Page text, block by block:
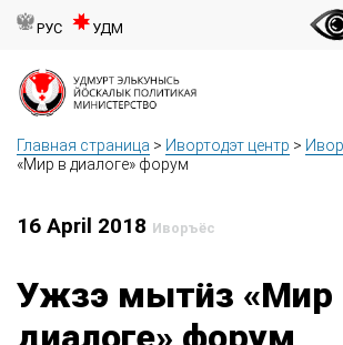
РУС УДМ
Главная страница > Ивортодэт центр >
«Мир в диалоге» форум
16 April 2018 Иворъёс
Ужзэ мытӥз «Мир